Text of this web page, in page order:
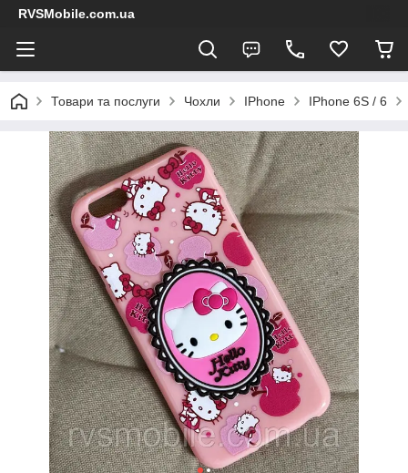
RVSMobile.com.ua
Товари та послуги Чохли IPhone IPhone 6S / 6